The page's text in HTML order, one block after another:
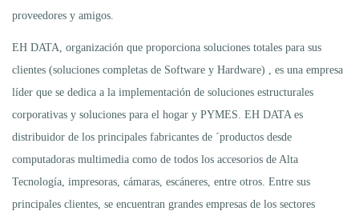
proveedores y amigos.
EH DATA, organización que proporciona soluciones totales para sus
clientes (soluciones completas de Software y Hardware) , es una empresa
líder que se dedica a la implementación de soluciones estructurales
corporativas y soluciones para el hogar y PYMES. EH DATA es
distribuidor de los principales fabricantes de ´productos desde
computadoras multimedia como de todos los accesorios de Alta
Tecnología, impresoras, cámaras, escáneres, entre otros. Entre sus
principales clientes, se encuentran grandes empresas de los sectores